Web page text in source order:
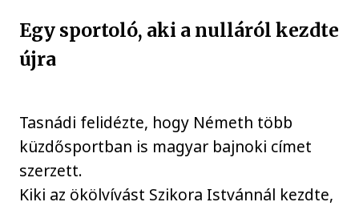
Egy sportoló, aki a nulláról kezdte
újra
Tasnádi felidézte, hogy Németh több
küzdősportban is magyar bajnoki címet
szerzett.
Kiki az ökölvívást Szikora Istvánnál kezdte,